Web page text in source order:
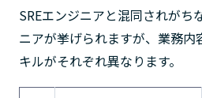
SREエンジニアと混同されがち
ニアが挙げられますが、業務
キルがそれぞれ異なります。